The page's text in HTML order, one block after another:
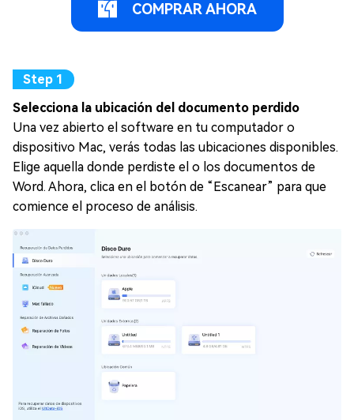
COMPRAR AHORA
Selecciona la ubicación del documento perdido
Una vez abierto el software en tu computador o
dispositivo Mac, verás todas las ubicaciones disponibles.
Elige aquella donde perdiste el o los documentos de
Word. Ahora, clica en el botón de “Escanear” para que
comience el proceso de análisis.